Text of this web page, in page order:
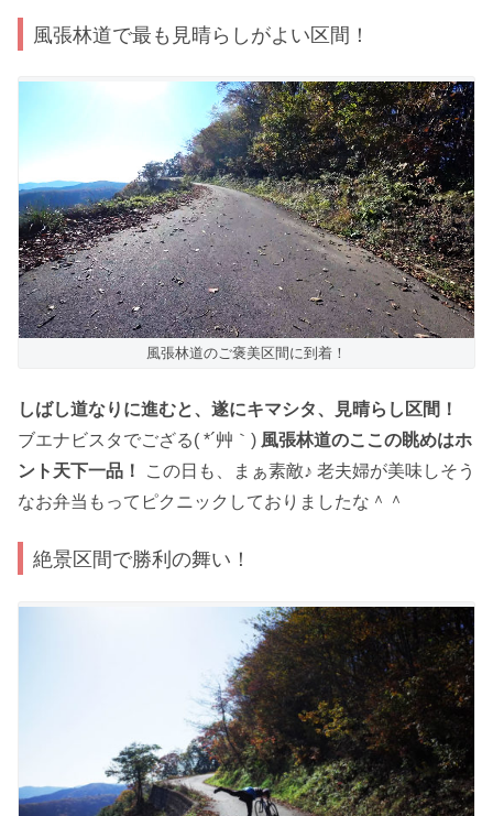
風張林道で最も見晴らしがよい区間！
風張林道のご褒美区間に到着！
しばし道なりに進むと、遂にキマシタ、見晴らし区間！
ブエナビスタでござる( *´艸｀) 風張林道のここの眺めはホ
ント天下一品！
この日も、まぁ素敵♪ 老夫婦が美味しそう
なお弁当もってピクニックしておりましたな＾＾
絶景区間で勝利の舞い！